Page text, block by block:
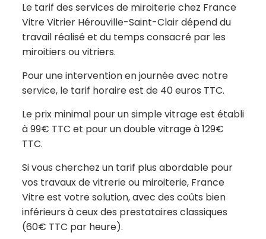
Le tarif des services de miroiterie chez France
Vitre Vitrier Hérouville-Saint-Clair dépend du
travail réalisé et du temps consacré par les
miroitiers ou vitriers.
Pour une intervention en journée avec notre
service, le tarif horaire est de 40 euros TTC.
Le prix minimal pour un simple vitrage est établi
à 99€ TTC et pour un double vitrage à 129€
TTC.
Si vous cherchez un tarif plus abordable pour
vos travaux de vitrerie ou miroiterie, France
Vitre est votre solution, avec des coûts bien
inférieurs à ceux des prestataires classiques
(60€ TTC par heure).